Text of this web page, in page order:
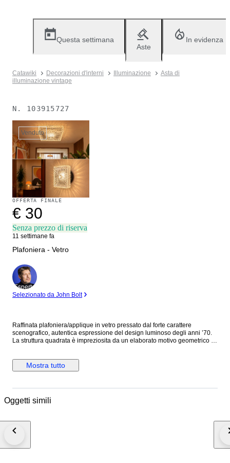
Questa settimana
Aste
In evidenza
Catawiki Decorazioni d'interni Illuminazione
Asta di
illuminazione vintage
N. 103915727
Venduto
OFFERTA FINALE
€ 30
Senza prezzo di riserva
11 settimane fa
Plafoniera - Vetro
Esperto
Selezionato da John Bolt
Raffinata plafoniera/applique in vetro pressato dal forte carattere
scenografico, autentica espressione del design luminoso degli anni ’70.
La struttura quadrata è impreziosita da un elaborato motivo geometrico a
dona profondità materica e una presenza decorativa importante, tipica
dell’illuminazione modernista e Space Age dell’epoca. Il disegno centrale
degli anni Settanta, rendendo questo elemento ideale sia come
lampada genera un’atmosfera luminosa e avvolgente, con giochi di luce
di grande fascino, perfetto per collezionisti e appassionati di interior
Condizioni generali buone con normali e lievi segni del tempo coerenti
Mostra tutto
Oggetti simili